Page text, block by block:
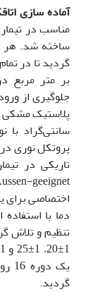
آماده سازی
ساخته شد. هر
بر متر مربع
جلوگیری از
اختصاصی برای
تنظیم و تلاش
گردید.